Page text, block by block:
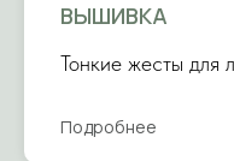
ВЫШИВКА
Тонкие жесты для
Подробнее